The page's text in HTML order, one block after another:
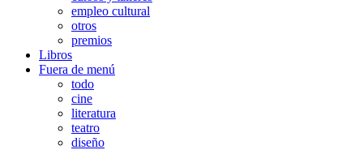
empleo cultural
otros
premios
Libros
Fuera de menú
todo
cine
literatura
teatro
diseño